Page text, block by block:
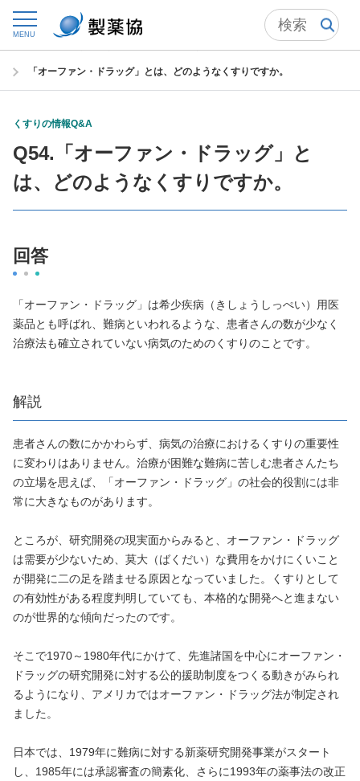
MENU
トップ 患者さん・一般の方 （くすりについて）
「オーファン・ドラッグ」とは、どのようなくすりですか。
くすりの情報Q&A
Q54.「オーファン・ドラッグ」と
は、どのようなくすりですか。
回答
「オーファン・ドラッグ」は希少疾病（きしょうしっぺい）用医
薬品とも呼ばれ、難病といわれるような、患者さんの数が少なく
治療法も確立されていない病気のためのくすりのことです。
解説
患者さんの数にかかわらず、病気の治療におけるくすりの重要性
に変わりはありません。治療が困難な難病に苦しむ患者さんたち
の立場を思えば、「オーファン・ドラッグ」の社会的役割には非
常に大きなものがあります。
ところが、研究開発の現実面からみると、オーファン・ドラッグ
は需要が少ないため、莫大（ばくだい）な費用をかけにくいこと
が開発に二の足を踏ませる原因となっていました。くすりとして
の有効性がある程度判明していても、本格的な開発へと進まない
のが世界的な傾向だったのです。
そこで1970～1980年代にかけて、先進諸国を中心にオーファン・
ドラッグの研究開発に対する公的援助制度をつくる動きがみられ
るようになり、アメリカではオーファン・ドラッグ法が制定され
ました。
日本では、1979年に難病に対する新薬研究開発事業がスタート
し、1985年には承認審査の簡素化、さらに1993年の薬事法の改正